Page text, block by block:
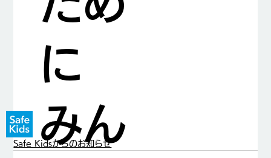
に
みん
Safe Kidsからのお知らせ